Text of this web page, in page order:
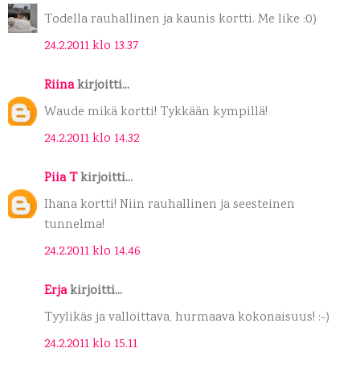
Todella rauhallinen ja kaunis kortti. Me like :0)
24.2.2011 klo 13.37
Riinakirjoitti...
Waude mikä kortti! Tykkään kympillä!
24.2.2011 klo 14.32
Piia Tkirjoitti...
Ihana kortti! Niin rauhallinen ja seesteinen
tunnelma!
24.2.2011 klo 14.46
Erjakirjoitti...
Tyylikäs ja valloittava, hurmaava kokonaisuus! :-)
24.2.2011 klo 15.11